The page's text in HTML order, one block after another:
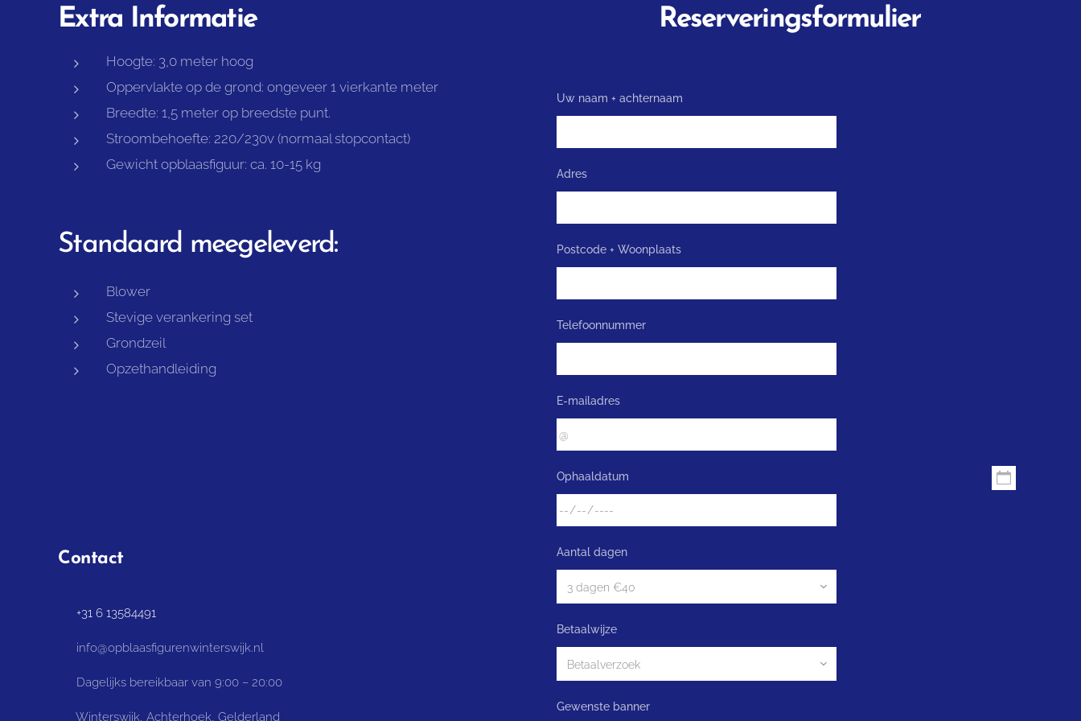
Extra Informatie
Hoogte: 3,0 meter hoog
Oppervlakte op de grond: ongeveer 1 vierkante meter
Breedte: 1,5 meter op breedste punt.
Stroombehoefte: 220/230v (normaal stopcontact)
Gewicht opblaasfiguur: ca. 10-15 kg
Standaard meegeleverd:
Blower
Stevige verankering set
Grondzeil
Opzethandleiding
Contact
📞 +31 6 13584491
📧 info@opblaasfigurenwinterswijk.nl
⏰ Dagelijks bereikbaar van 9:00 – 20:00
📌 Winterswijk, Achterhoek, Gelderland
Reserveringsformulier
Uw naam + achternaam
Adres
Postcode + Woonplaats
Telefoonnummer
E-mailadres
Ophaaldatum
Aantal dagen
Betaalwijze
Gewenste banner